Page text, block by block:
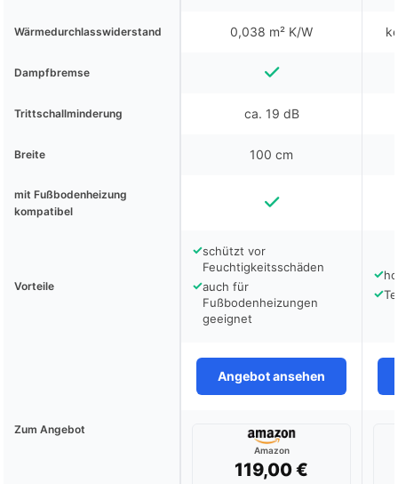
Wärmedurchlasswiderstand 0,038 m² K/W
Dampfbremse
Trittschallminderung ca. 19 dB
Breite 100 cm
mit Fußbodenheizung
kompatibel
Vorteile
✓schützt vor
Feuchtigkeitsschäden
✓auch für
Fußbodenheizungen
geeignet
✓
✓
Angebot ansehen
Zum Angebot
Amazon
119,00 €